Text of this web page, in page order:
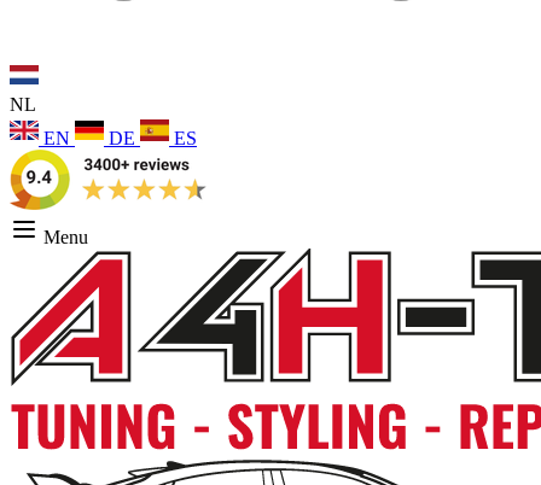
NL
EN
DE ES
Menu